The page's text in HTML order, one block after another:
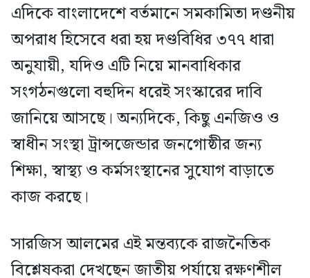
এদিকে বাংলাদেশে বর্তমানে সমকামিতা দণ্ডনীয়
অপরাধ হিসেবে ধরা হয় দণ্ডবিধির ৩৭৭ ধারা
অনুযায়ী, যদিও এটি নিয়ে মানবাধিকার
সংগঠনগুলো বহুদিন ধরেই সংস্কারের দাবি
জানিয়ে আসছে। অন্যদিকে, কিছু এনজিও ও
স্বাধীন সংস্থা ট্রান্সজেন্ডার জনগোষ্ঠীর জন্য
শিক্ষা, স্বাস্থ্য ও কর্মসংস্থানের সুযোগ বাড়াতে
কাজ করছে।
সারজিস আলমের এই মন্তব্যকে রাজনৈতিক
বিশ্লেষকরা দেখছেন জাতীয় পর্যায়ে রক্ষণশীল